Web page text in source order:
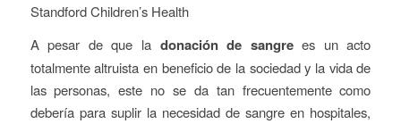
Standford Children’s Health
A pesar de que la donación de sangrees un acto
totalmente altruista en beneficio de la sociedad y la vida de
las personas, este no se da tan frecuentemente como
debería para suplir la necesidad de sangre en hospitales,